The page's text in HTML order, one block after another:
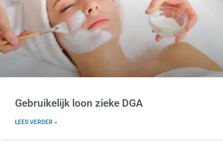
Gebruikelijk loon zieke DGA
LEES VERDER »